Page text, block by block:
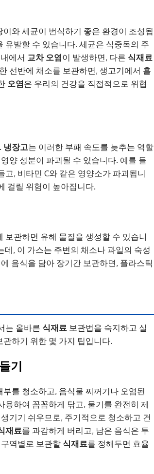
와 세균이 번식하기 좋은 환경이 조성됩
유발할 수 있습니다. 세균은 식중독의 주
내에서 교차 오염이 발생하면, 다른 식재료
선반에 채소를 보관하면, 생고기에서 흘
오염은 우리의 건강을 직접적으로 위협
냉장고는 이러한 부패 속도를 늦추는 역할
양 성분이 파괴될 수 있습니다. 예를 들
, 비타민 C와 같은 영양소가 파괴됩니
걸릴 위험이 높아집니다.
보관하면 유해 물질을 생성할 수 있습니
, 이 가스는 주변의 채소나 과일의 숙성
음식을 담아 장기간 보관하면, 플라스틱
는 올바른 식재료 보관법을 숙지하고 실
하기 위한 몇 가지 팁입니다.
기
부를 청소하고, 음식물 찌꺼기나 오염된
용하여 꼼꼼하게 닦고, 물기를 완전히 제
기기 쉬우므로, 주기적으로 청소하고 건
재료를 과감하게 버리고, 남은 음식은 투
역별로 보관할 식재료를 정해두면 효율